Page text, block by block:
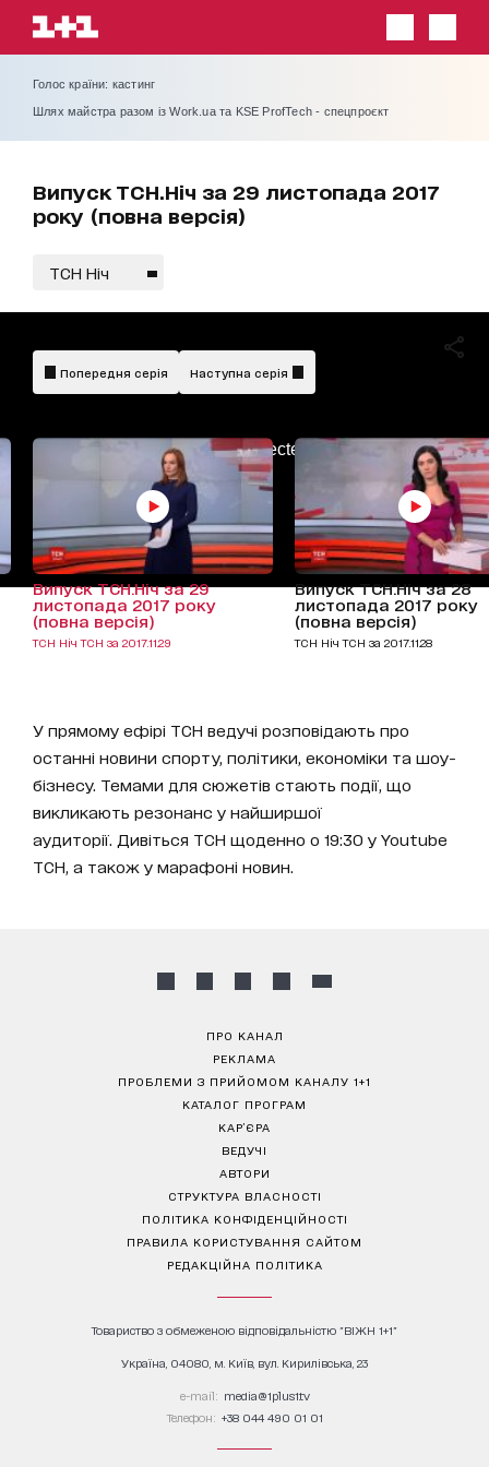
Голос країни: кастинг
Шлях майстра разом із Work.ua та KSE ProfTech - спецпроєкт
Випуск ТСН.Ніч за 29 листопада 2017
року (повна версія)
ТСН Ніч
AdBlockDetected!
Попередня серія Наступна серія
Випуск ТСН.Ніч за 29
листопада 2017 року
(повна версія)
ТСН Ніч ТСН за 2017.11.29
Випуск ТСН.Ніч за 28
листопада 2017 року
(повна версія)
ТСН Ніч ТСН за 2017.11.28
У прямому ефірі ТСН ведучі розповідають про
останні новини спорту, політики, економіки та шоу-
бізнесу. Темами для сюжетів стають події, що
викликають резонанс у найширшої
аудиторії. Дивіться ТСН щоденно о 19:30 у Youtube
ТСН, а також у марафоні новин.
ПРО КАНАЛ
РЕКЛАМА
ПРОБЛЕМИ З ПРИЙОМОМ КАНАЛУ 1+1
КАТАЛОГ ПРОГРАМ
КАР’ЄРА
ВЕДУЧІ
АВТОРИ
СТРУКТУРА ВЛАСНОСТІ
ПОЛІТИКА КОНФІДЕНЦІЙНОСТІ
ПРАВИЛА КОРИСТУВАННЯ САЙТОМ
РЕДАКЦІЙНА ПОЛІТИКА
Товариство з обмеженою відповідальністю "ВІЖН 1+1"
Україна, 04080, м. Київ, вул. Кирилівська, 23
е-mail: media@1plus1.tv
Телефон: +38 044 490 01 01